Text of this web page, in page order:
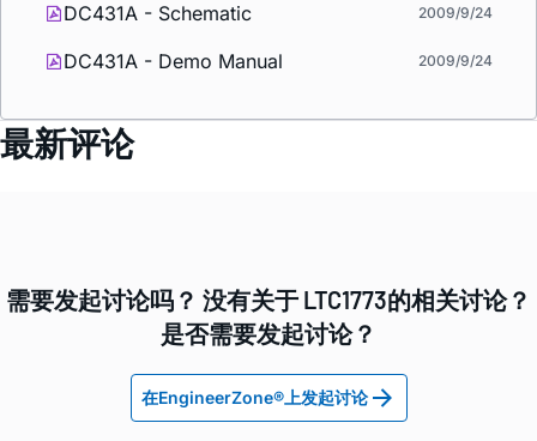
DC431A - Schematic 2009/9/24
DC431A - Demo Manual 2009/9/24
最新评论
需要发起讨论吗？ 没有关于 LTC1773的相关讨论？
是否需要发起讨论？
在EngineerZone®上发起讨论